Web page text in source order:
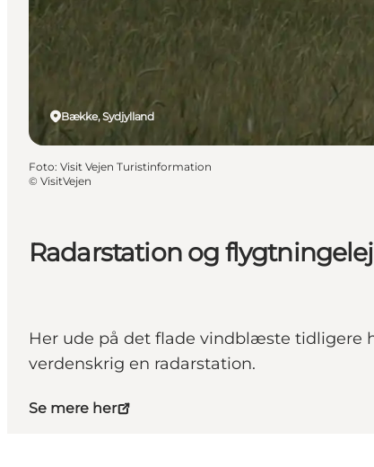
Radarstation og
Her ude på det flade vindblæste tidligere
verdenskrig en radarstation.
Se mere her
Bække, Sydjylland
Foto: Visit Vejen Turistinformation
© VisitVejen